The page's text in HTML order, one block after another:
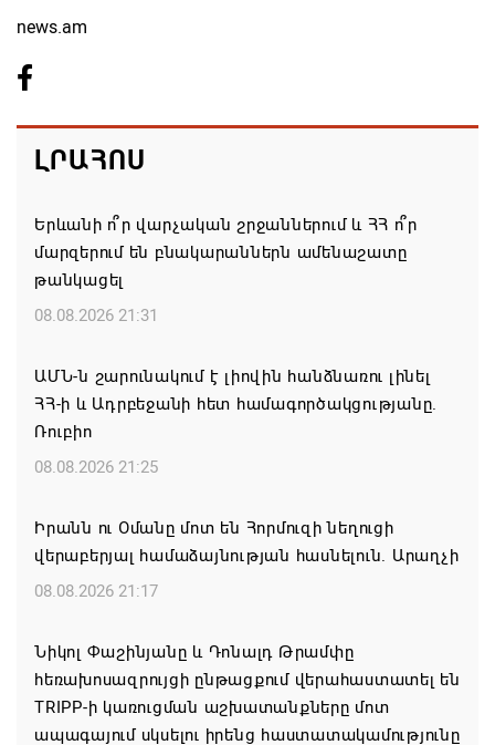
news.am
ԼՐԱՀՈՍ
Երևանի ո՞ր վարչական շրջաններում և ՀՀ ո՞ր
մարզերում են բնակարաններն ամենաշատը
թանկացել
08.08.2026 21:31
ԱՄՆ-ն շարունակում է լիովին հանձնառու լինել
ՀՀ-ի և Ադրբեջանի հետ համագործակցությանը.
Ռուբիո
08.08.2026 21:25
Իրանն ու Օմանը մոտ են Հորմուզի նեղուցի
վերաբերյալ համաձայնության հասնելուն. Արաղչի
08.08.2026 21:17
Նիկոլ Փաշինյանը և Դոնալդ Թրամփը
հեռախոսազրույցի ընթացքում վերահաստատել են
TRIPP-ի կառուցման աշխատանքները մոտ
ապագայում սկսելու իրենց հաստատակամությունը